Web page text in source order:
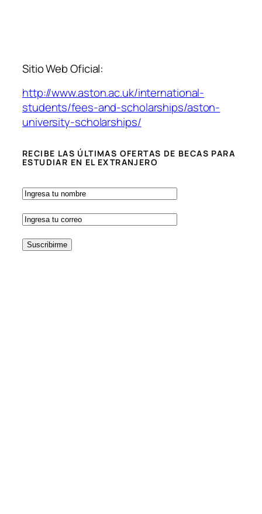
Sitio Web Oficial:
http://www.aston.ac.uk/international-
students/fees-and-scholarships/aston-
university-scholarships/
RECIBE LAS ÚLTIMAS OFERTAS DE BECAS PARA
ESTUDIAR EN EL EXTRANJERO